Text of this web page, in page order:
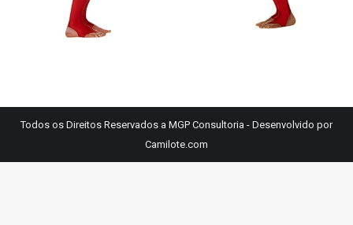
Todos os Direitos Reservados a MGP Consultoria - Desenvolvido por
Camilote.com